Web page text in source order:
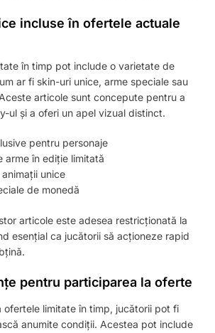
incluse în ofertele actuale
în timp pot include o varietate de
ar fi skin-uri unice, arme speciale sau
articole sunt concepute pentru a
ul și a oferi un apel vizual distinct.
pentru personaje
arme în ediție limitată
unice
de monedă
articole este adesea restricționată la
esențial ca jucătorii să acționeze rapid
pentru participarea la oferte
ofertele limitate în timp, jucătorii pot fi
anumite condiții. Acestea pot include